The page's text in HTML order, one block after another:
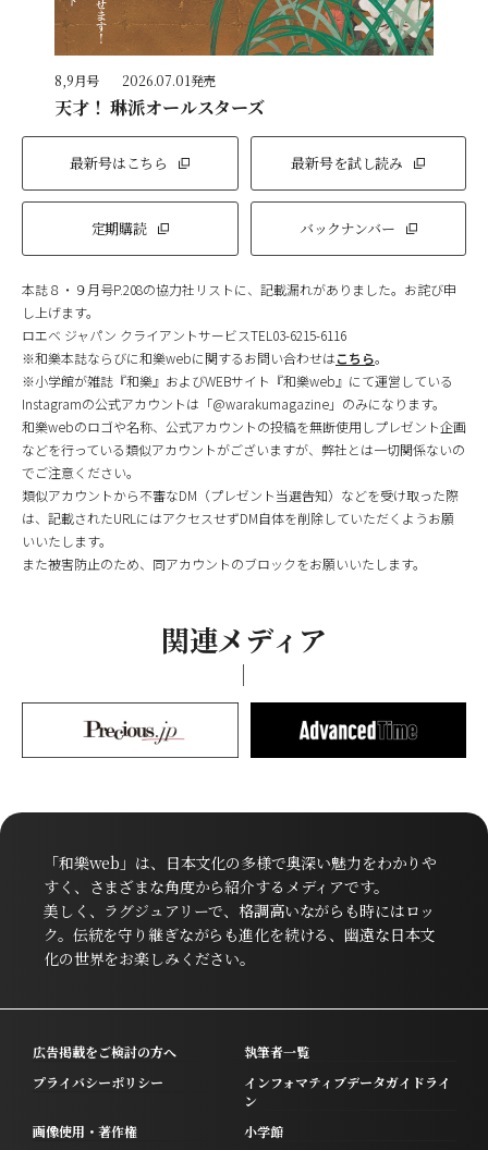
8,9月号 2026.07.01発売
天才！ 琳派オールスターズ
最新号はこちら 最新号を試し読み
定期購読 バックナンバー
本誌８・９月号P.208の協力社リストに、記載漏れがありました。お詫び申
し上げます。
ロエベ ジャパン クライアントサービスTEL03-6215-6116
※和樂本誌ならびに和樂webに関するお問い合わせはこちら。
※小学館が雑誌『和樂』およびWEBサイト『和樂web』にて運営している
Instagramの公式アカウントは「@warakumagazine」のみになります。
和樂webのロゴや名称、公式アカウントの投稿を無断使用しプレゼント企画
などを行っている類似アカウントがございますが、弊社とは一切関係ないの
でご注意ください。
類似アカウントから不審なDM（プレゼント当選告知）などを受け取った際
は、記載されたURLにはアクセスせずDM自体を削除していただくようお願
いいたします。
また被害防止のため、同アカウントのブロックをお願いいたします。
関連メディア
「和樂web」は、日本文化の多様で奥深い魅力をわかりや
すく、さまざまな角度から紹介するメディアです。
美しく、ラグジュアリーで、格調高いながらも時にはロッ
ク。伝統を守り継ぎながらも進化を続ける、幽遠な日本文
化の世界をお楽しみください。
広告掲載をご検討の方へ
執筆者一覧
プライバシーポリシー
インフォマティブデータガイドライ
ン
画像使用・著作権
小学館